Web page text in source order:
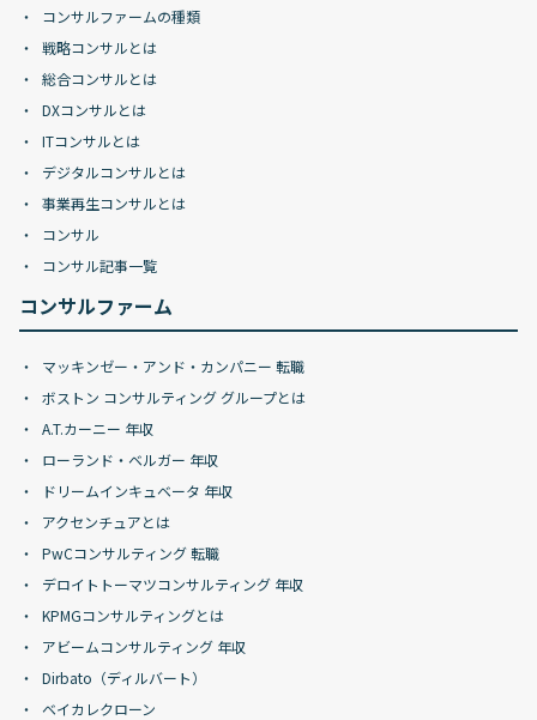
コンサルファームの種類
戦略コンサルとは
総合コンサルとは
DXコンサルとは
ITコンサルとは
デジタルコンサルとは
事業再生コンサルとは
コンサル
コンサル記事一覧
コンサルファーム
マッキンゼー・アンド・カンパニー 転職
ボストン コンサルティング グループとは
A.T.カーニー 年収
ローランド・ベルガー 年収
ドリームインキュベータ 年収
アクセンチュアとは
PwCコンサルティング 転職
デロイトトーマツコンサルティング 年収
KPMGコンサルティングとは
アビームコンサルティング 年収
Dirbato（ディルバート）
ベイカレクローン